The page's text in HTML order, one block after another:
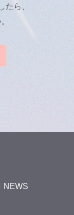
たら、
NEWS